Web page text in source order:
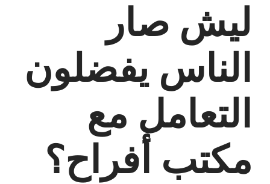
ليش صار
الناس يفضلون
التعامل مع
مكتب أفراح؟